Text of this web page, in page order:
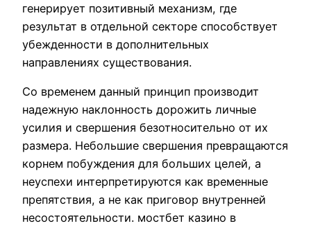
генерирует позитивный механизм, где
результат в отдельной секторе способствует
убежденности в дополнительных
направлениях существования.
Со временем данный принцип производит
надежную наклонность дорожить личные
усилия и свершения безотносительно от их
размера. Небольшие свершения превращаются
корнем побуждения для больших целей, а
неуспехи интерпретируются как временные
препятствия, а не как приговор внутренней
несостоятельности. мостбет казино в